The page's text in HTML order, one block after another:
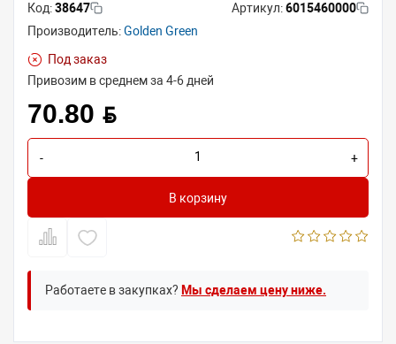
Код:38647 Артикул:6015460000
Производитель:Golden Green
Под заказ
Привозим в среднем за 4-6 дней
70.80 BYN
- +
В корзину
Работаете в закупках? Мы сделаем цену ниже.